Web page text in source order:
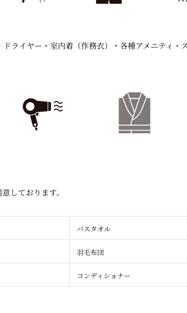
ライヤー・室内着（作務衣）・各種アメニティ・
しております。
バスタオル
羽毛布団
コンディショナー